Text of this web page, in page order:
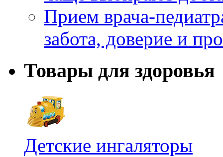
Прием врача-
забота, доверие и
Товары для здоровья
Детские ингаляторы